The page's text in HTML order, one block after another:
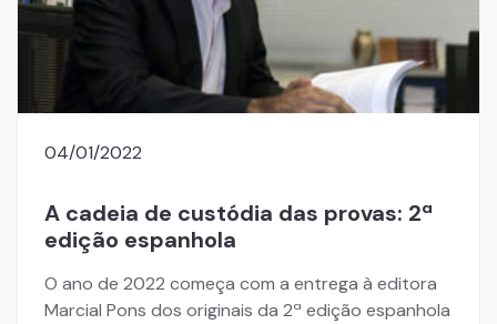
04/01/2022
A cadeia de custódia das provas: 2ª
edição espanhola
O ano de 2022 começa com a entrega à editora
Marcial Pons dos originais da 2ª edição espanhola